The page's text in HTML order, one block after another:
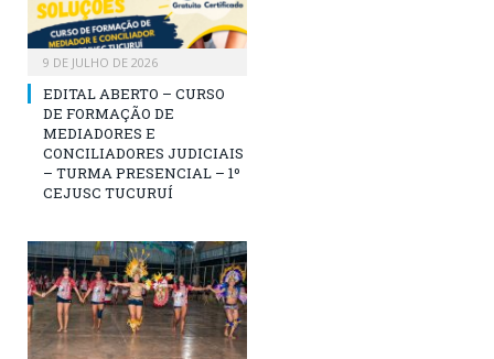
9 DE JULHO DE 2026
EDITAL ABERTO – CURSO
DE FORMAÇÃO DE
MEDIADORES E
CONCILIADORES JUDICIAIS
– TURMA PRESENCIAL – 1º
CEJUSC TUCURUÍ